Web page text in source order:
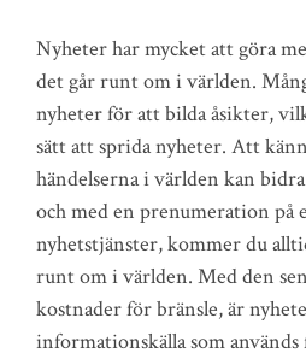
Nyheter har mycket att göra
det går runt om i världen.
nyheter för att bilda åsikter,
sätt att sprida nyheter. Att
händelserna i världen kan
och med en prenumeration på
nyhetstjänster, kommer du
runt om i världen. Med den
kostnader för bränsle, är
informationskälla som